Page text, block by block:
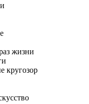
жизни
кругозор